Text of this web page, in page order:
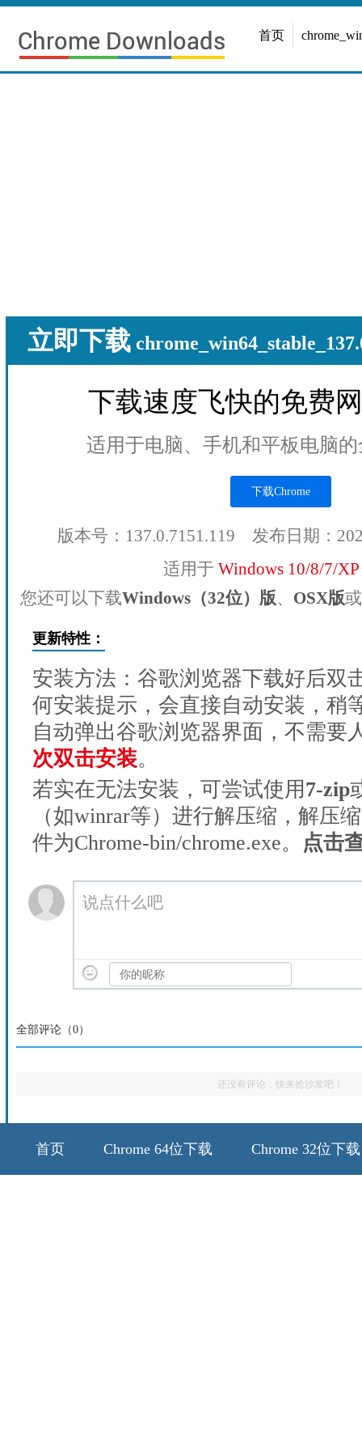
首页
立即下载
下载速度飞快的免费
适用于电脑、手机和平板电脑
下载Chrome
版本号：137.0.7151.119 发布日期：
适用于 Windows 10/8/7/
您还可以下载Windows（32位）版、 OSX版或
更新特性：
安装方法：谷歌浏览器下载好后双
何安装提示，会直接自动安装，稍
自动弹出谷歌浏览器界面，不需要
次双击安装。
若实在无法安装，可尝试使用7-zip
（如winrar等）进行解压缩，解压
件为Chrome-bin/chrome.exe。
点击
说点什么吧
全部评论（0）
还没有评论，快来抢沙发吧！
首页 Chrome 64位下载 Chrome 32位下载